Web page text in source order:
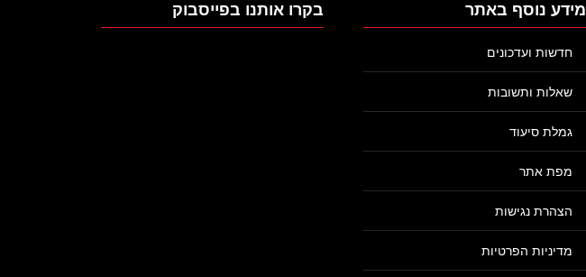
מידע נוסף באתר
חדשות ועדכונים
שאלות ותשובות
גמלת סיעוד
מפת אתר
הצהרת נגישות
מדיניות הפרטיות
בקרו אותנו בפייסבוק